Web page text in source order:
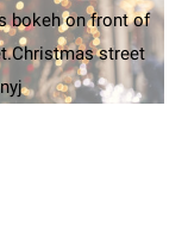
bokeh on front of
street